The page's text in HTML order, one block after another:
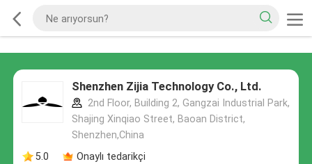
Shenzhen Zijia Technology Co., Ltd.
2nd Floor, Building 2, Gangzai Industrial Park,
Shajing Xinqiao Street, Baoan District,
Shenzhen,China
5.0
Onaylı tedarikçi